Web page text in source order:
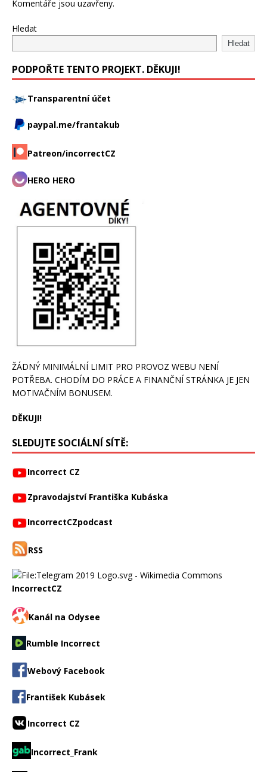
Komentáře jsou uzavřeny.
Hledat
Hledat
PODPOŘTE TENTO PROJEKT. DĚKUJI!
Transparentní účet
paypal.me/frantakub
Patreon/incorrectCZ
HERO HERO
ŽÁDNÝ MINIMÁLNÍ LIMIT PRO PROVOZ WEBU NENÍ
POTŘEBA. CHODÍM DO PRÁCE A FINANČNÍ STRÁNKA JE JEN
MOTIVAČNÍM BONUSEM.
DĚKUJI!
SLEDUJTE SOCIÁLNÍ SÍTĚ:
Incorrect CZ
Zpravodajství Františka Kubáska
IncorrectCZpodcast
RSS
IncorrectCZ
Kanál na Odysee
Rumble Incorrect
Webový Facebook
František Kubásek
Incorrect CZ
Incorrect_Frank